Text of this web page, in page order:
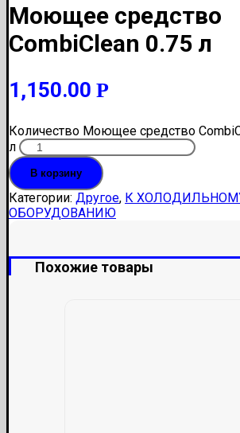
Моющее средство
CombiClean 0.75 л
1,150.00 Р
Количество Моющее средство
л
В корзину
Категории: Другое, К
ОБОРУДОВАНИЮ
Похожие товары